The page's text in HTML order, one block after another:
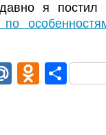
я
Mail.Ru